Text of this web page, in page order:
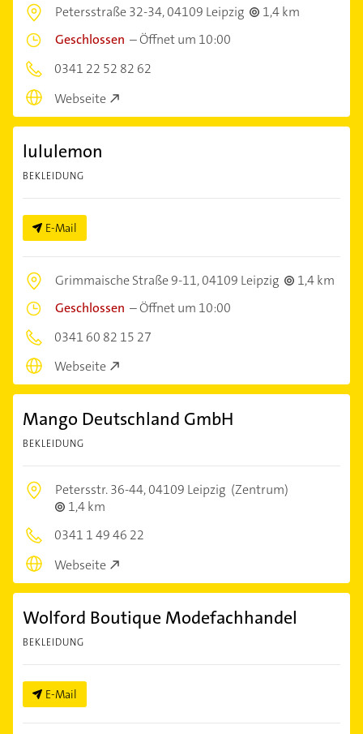
Petersstraße 32-34,04109 Leipzig
1,4 km
Geschlossen –Öffnet um 10:00
0341 22 52 82 62
Webseite
lululemon
BEKLEIDUNG
E-Mail
Grimmaische Straße 9-11,04109 Leipzig
1,4 km
Geschlossen –Öffnet um 10:00
0341 60 82 15 27
Webseite
Mango Deutschland GmbH
BEKLEIDUNG
Petersstr. 36-44,04109 Leipzig (Zentrum)
1,4 km
0341 1 49 46 22
Webseite
Wolford Boutique Modefachhandel
BEKLEIDUNG
E-Mail